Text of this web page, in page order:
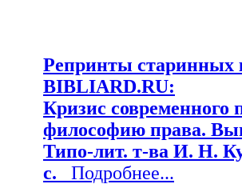
Репринты старинных
BIBLIARD.RU:
Кризис современного
философию права.
Типо-лит. т-ва И. Н.
с. Подробнее...